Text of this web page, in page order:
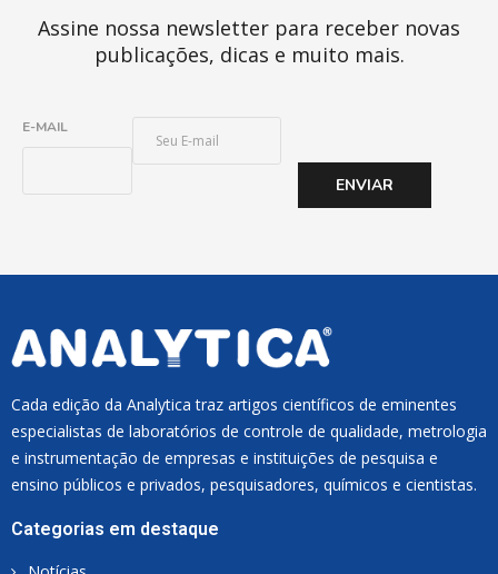
Assine nossa newsletter para receber novas
publicações, dicas e muito mais.
E-MAIL
ENVIAR
Cada edição da Analytica traz artigos científicos de eminentes
especialistas de laboratórios de controle de qualidade, metrologia
e instrumentação de empresas e instituições de pesquisa e
ensino públicos e privados, pesquisadores, químicos e cientistas.
Categorias em destaque